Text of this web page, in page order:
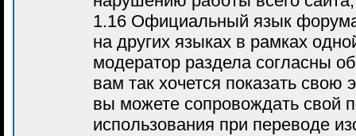
1.16 Официальный язык
на других языках в рамках
модератор раздела согласны
вам так хочется показать свою
вы можете сопровождать свой
использования при переводе